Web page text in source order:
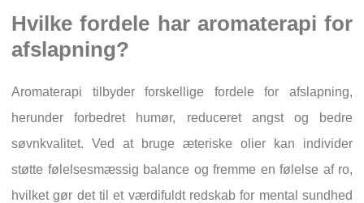
Hvilke fordele har aromaterapi for
afslapning?
Aromaterapi tilbyder forskellige fordele for afslapning,
herunder forbedret humør, reduceret angst og bedre
søvnkvalitet. Ved at bruge æteriske olier kan individer
støtte følelsesmæssig balance og fremme en følelse af ro,
hvilket gør det til et værdifuldt redskab for mental sundhed